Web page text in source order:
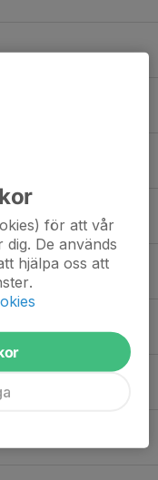
för att vår
De används
hjälpa oss att